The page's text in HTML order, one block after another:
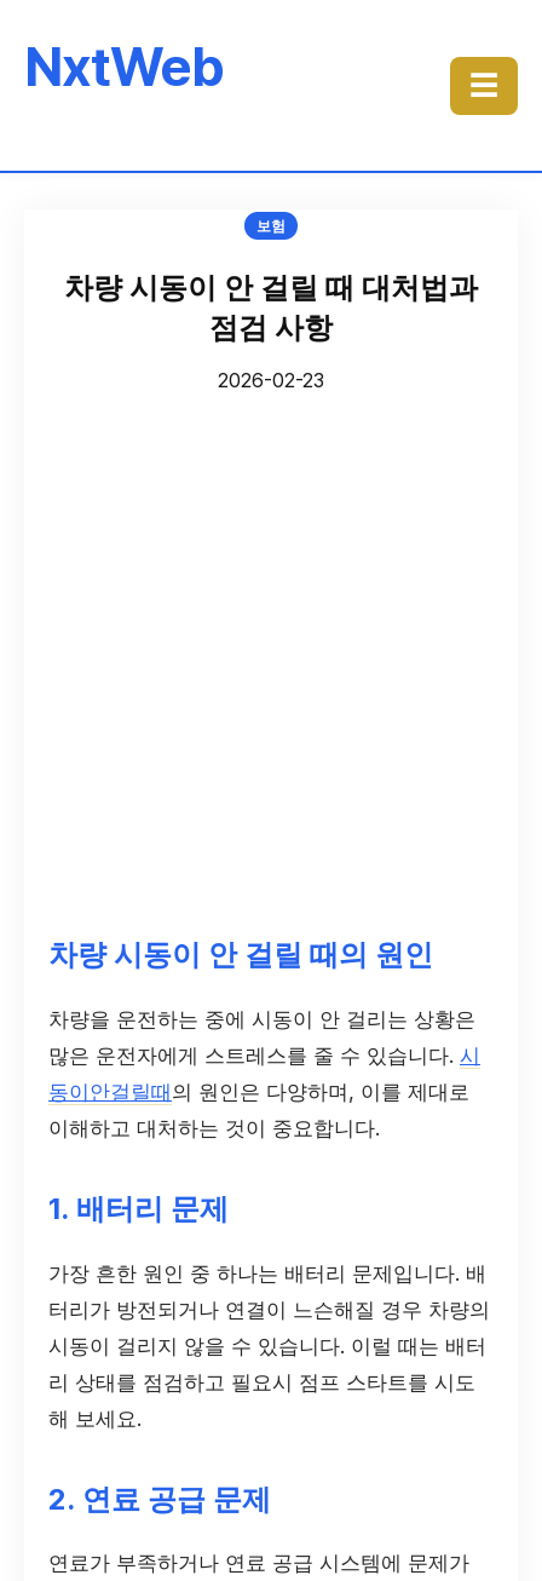
NxtWeb ☰
보험
차량 시동이 안 걸릴 때 대처법과
점검 사항
2026-02-23
차량 시동이 안 걸릴 때의 원인
차량을 운전하는 중에 시동이 안 걸리는 상황은
많은 운전자에게 스트레스를 줄 수 있습니다. 시
동이안걸릴때의 원인은 다양하며, 이를 제대로
이해하고 대처하는 것이 중요합니다.
1. 배터리 문제
가장 흔한 원인 중 하나는 배터리 문제입니다. 배
터리가 방전되거나 연결이 느슨해질 경우 차량의
시동이 걸리지 않을 수 있습니다. 이럴 때는 배터
리 상태를 점검하고 필요시 점프 스타트를 시도
해 보세요.
2. 연료 공급 문제
연료가 부족하거나 연료 공급 시스템에 문제가